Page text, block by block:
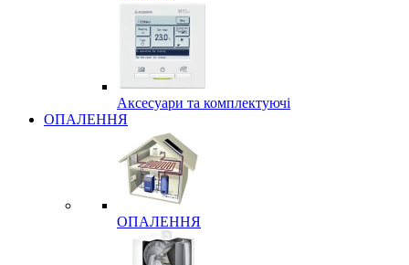
Аксесуари та комплектуючі
ОПАЛЕННЯ
ОПАЛЕННЯ